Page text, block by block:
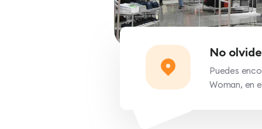
No
Puedes
Woman, en